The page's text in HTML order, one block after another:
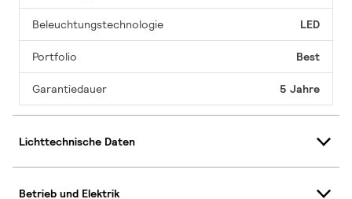
Beleuchtungstechnologie LED
Portfolio Best
Garantiedauer 5 Jahre
Lichttechnische Daten
Betrieb und Elektrik